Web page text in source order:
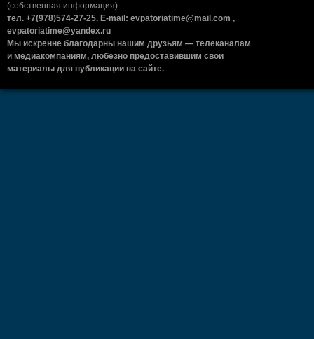
(собственная информация)
тел. +7(978)574-27-25. E-mail: evpatoriatime@mail.com ,
evpatoriatime@yandex.ru
Мы искренне благодарны нашим друзьям — телеканалам
и медиакомпаниям, любезно предоставившим свои
материалы для публикации на сайте.